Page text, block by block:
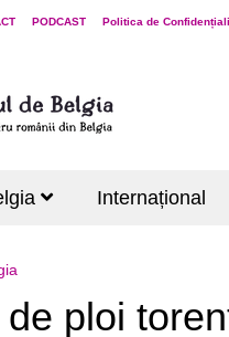
PODCAST Politica de
Internațional
ploi